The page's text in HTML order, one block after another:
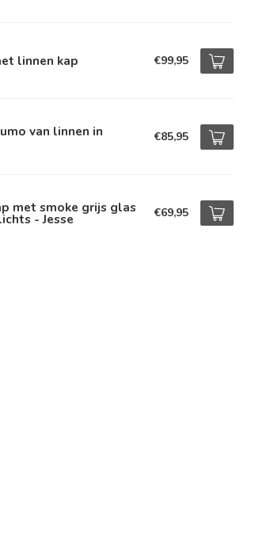
linnen kap €99,95
van linnen in €85,95
met smoke grijs glas
- Jesse €69,95